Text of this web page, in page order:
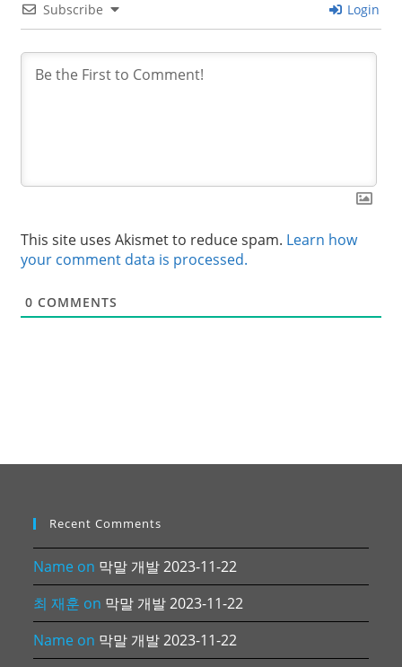
Subscribe Login
This site uses Akismet to reduce spam. Learn how
your comment data is processed.
0 COMMENTS
Recent Comments
Name on 막말 개발 2023-11-22
최 재훈 on 막말 개발 2023-11-22
Name on 막말 개발 2023-11-22